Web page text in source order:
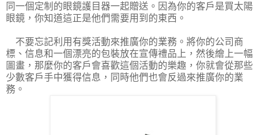
同一個定制的眼鏡護目器一起贈送。因為你的客戶是買太陽
眼鏡，你知道這正是他們需要用到的東西。
不要忘記利用有獎活動來推廣你的業務。將你的公司商
標、信息和一個漂亮的包裝放在宣傳禮品上，然後繪上一幅
圖畫，那麼你的客戶會喜歡這個活動的樂趣，你就會從那些
少數客戶手中獲得信息，同時他們也會反過來推廣你的業
務。